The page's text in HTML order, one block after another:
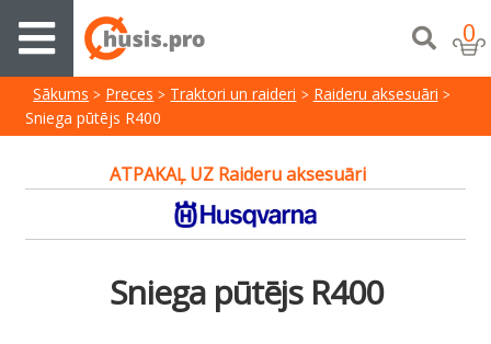
0
Sākums Preces Traktori un raideri
Raideru aksesuāri
Sniega pūtējs R400
ATPAKAĻ UZ Raideru aksesuāri
Sniega pūtējs R400